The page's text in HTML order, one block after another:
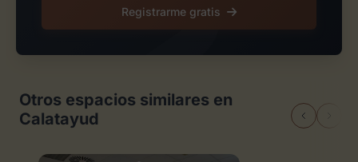
Registrarme gratis
Otros espacios similares en
Calatayud